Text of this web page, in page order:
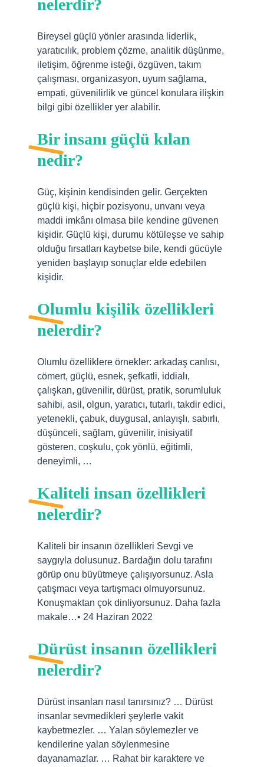
nelerdir?
Bireysel güçlü yönler arasında liderlik,
yaratıcılık, problem çözme, analitik düşünme,
iletişim, öğrenme isteği, özgüven, takım
çalışması, organizasyon, uyum sağlama,
empati, güvenilirlik ve güncel konulara ilişkin
bilgi gibi özellikler yer alabilir.
Bir insanı güçlü kılan
nedir?
Güç, kişinin kendisinden gelir. Gerçekten
güçlü kişi, hiçbir pozisyonu, unvanı veya
maddi imkânı olmasa bile kendine güvenen
kişidir. Güçlü kişi, durumu kötüleşse ve sahip
olduğu fırsatları kaybetse bile, kendi gücüyle
yeniden başlayıp sonuçlar elde edebilen
kişidir.
Olumlu kişilik özellikleri
nelerdir?
Olumlu özelliklere örnekler: arkadaş canlısı,
cömert, güçlü, esnek, şefkatli, iddialı,
çalışkan, güvenilir, dürüst, pratik, sorumluluk
sahibi, asil, olgun, yaratıcı, tutarlı, takdir edici,
yetenekli, çabuk, duygusal, anlayışlı, sabırlı,
düşünceli, sağlam, güvenilir, inisiyatif
gösteren, coşkulu, çok yönlü, eğitimli,
deneyimli, …
Kaliteli insan özellikleri
nelerdir?
Kaliteli bir insanın özellikleri Sevgi ve
saygıyla dolusunuz. Bardağın dolu tarafını
görüp onu büyütmeye çalışıyorsunuz. Asla
çatışmacı veya tartışmacı olmuyorsunuz.
Konuşmaktan çok dinliyorsunuz. Daha fazla
makale…• 24 Haziran 2022
Dürüst insanın özellikleri
nelerdir?
Dürüst insanları nasıl tanırsınız? … Dürüst
insanlar sevmedikleri şeylerle vakit
kaybetmezler. … Yalan söylemezler ve
kendilerine yalan söylenmesine
dayanamazlar. … Rahat bir karaktere ve